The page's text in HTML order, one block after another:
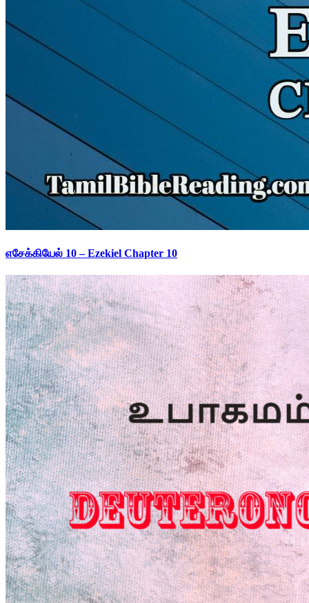
எசேக்கியேல் 10 – Ezekiel Chapter 10